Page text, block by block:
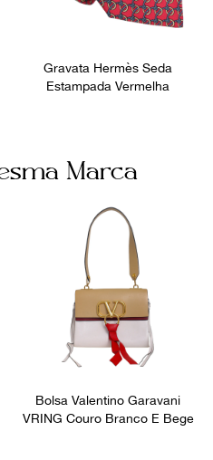
Gravata Hermès Seda
Estampada Vermelha
Marca
Bolsa Valentino Garavani
VRING Couro Branco E Bege